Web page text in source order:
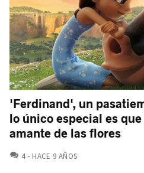
'Ferdinand', un
lo único especial es
amante de las flores
4 COMENTARIOS
HACE 9 AÑOS